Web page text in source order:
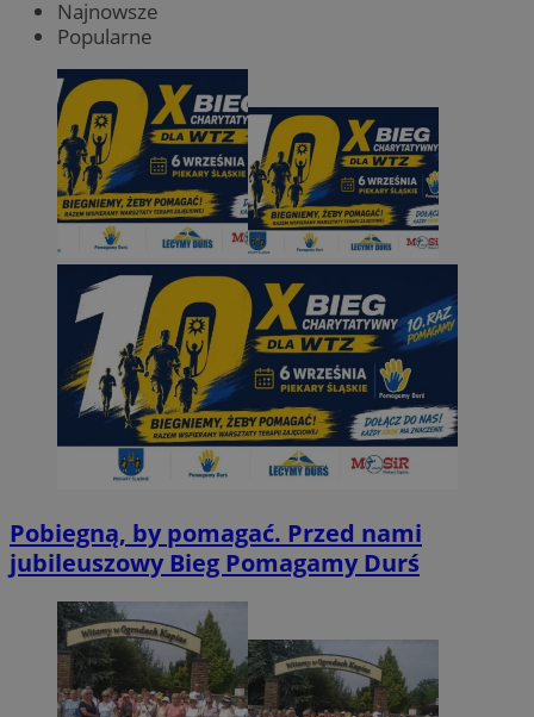
Najnowsze
Popularne
Pobiegną, by pomagać. Przed nami
jubileuszowy Bieg Pomagamy Durś